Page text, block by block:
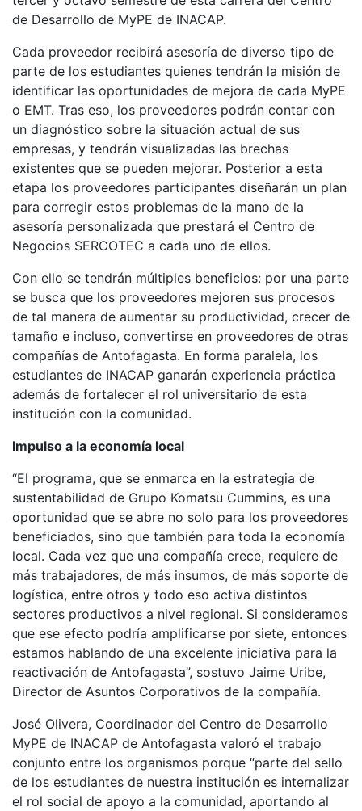
de Desarrollo de MyPE de INACAP.
Cada proveedor recibirá asesoría de diverso tipo de
parte de los estudiantes quienes tendrán la misión de
identificar las oportunidades de mejora de cada MyPE
o EMT. Tras eso, los proveedores podrán contar con
un diagnóstico sobre la situación actual de sus
empresas, y tendrán visualizadas las brechas
existentes que se pueden mejorar. Posterior a esta
etapa los proveedores participantes diseñarán un plan
para corregir estos problemas de la mano de la
asesoría personalizada que prestará el Centro de
Negocios SERCOTEC a cada uno de ellos.
Con ello se tendrán múltiples beneficios: por una parte
se busca que los proveedores mejoren sus procesos
de tal manera de aumentar su productividad, crecer de
tamaño e incluso, convertirse en proveedores de otras
compañías de Antofagasta. En forma paralela, los
estudiantes de INACAP ganarán experiencia práctica
además de fortalecer el rol universitario de esta
institución con la comunidad.
Impulso a la economía local
“El programa, que se enmarca en la estrategia de
sustentabilidad de Grupo Komatsu Cummins, es una
oportunidad que se abre no solo para los proveedores
beneficiados, sino que también para toda la economía
local. Cada vez que una compañía crece, requiere de
más trabajadores, de más insumos, de más soporte de
logística, entre otros y todo eso activa distintos
sectores productivos a nivel regional. Si consideramos
que ese efecto podría amplificarse por siete, entonces
estamos hablando de una excelente iniciativa para la
reactivación de Antofagasta”, sostuvo Jaime Uribe,
Director de Asuntos Corporativos de la compañía.
José Olivera, Coordinador del Centro de Desarrollo
MyPE de INACAP de Antofagasta valoró el trabajo
conjunto entre los organismos porque “parte del sello
de los estudiantes de nuestra institución es internalizar
el rol social de apoyo a la comunidad, aportando al